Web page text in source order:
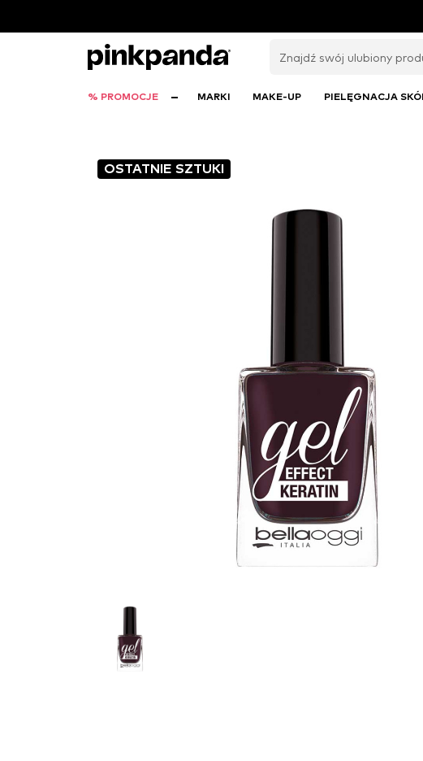
% PROMOCJE MARKI MAKE-UP PIELĘGNACJA
OSTATNIE SZTUKI